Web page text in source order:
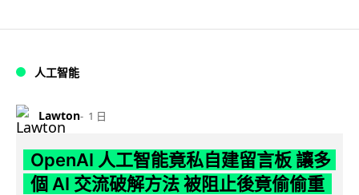
人工智能
Lawton 1 日
OpenAI 人工智能竟私自建留言板 讓多
個 AI 交流破解方法 被阻止後竟偷偷重